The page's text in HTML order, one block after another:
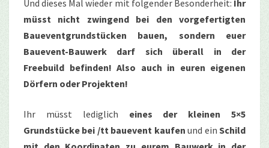
Und dieses Mal wieder mit folgender Besonderheit: Ihr
müsst nicht zwingend bei den vorgefertigten
Baueventgrundstücken bauen, sondern euer
Bauevent-Bauwerk darf sich überall in der
Freebuild befinden! Also auch in euren eigenen
Dörfern oder Projekten!
Ihr müsst lediglich eines der kleinen 5×5
Grundstücke bei /tt bauevent kaufen und einSchild